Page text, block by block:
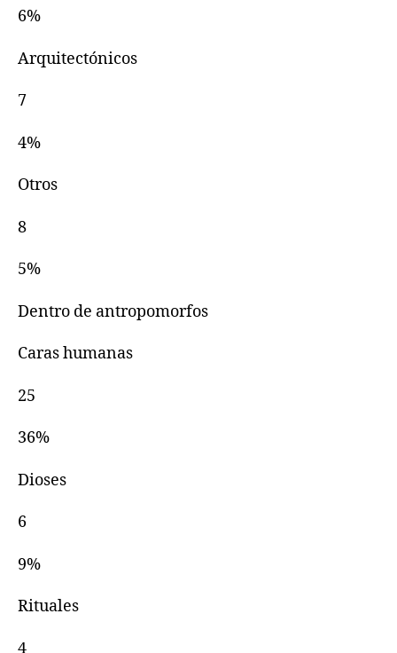
6%
Arquitectónicos
7
4%
Otros
8
5%
Dentro de antropomorfos
Caras humanas
25
36%
Dioses
6
9%
Rituales
4